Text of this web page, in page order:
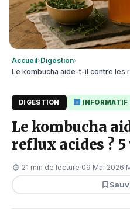
Accueil›Digestion›
Le kombucha aide-t-il contre les
DIGESTION INFORMATIF
Le kombucha
reflux acides ?
21 min de lecture·09 Mai 2026·